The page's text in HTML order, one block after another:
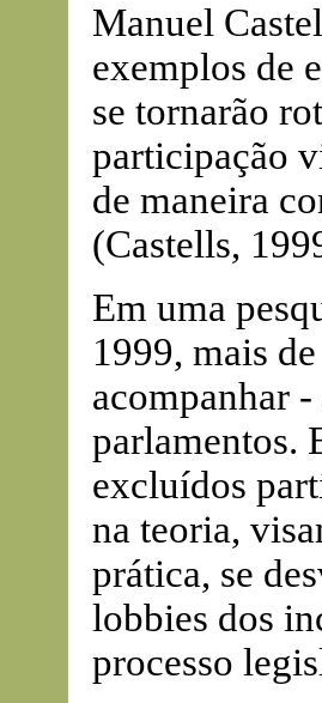
Manuel
exemplos de
se tornarão
participação
de maneira
(Castells,
Em uma
1999, mais
acompanhar
parlamentos.
excluídos
na teoria,
prática, se
lobbies dos
processo